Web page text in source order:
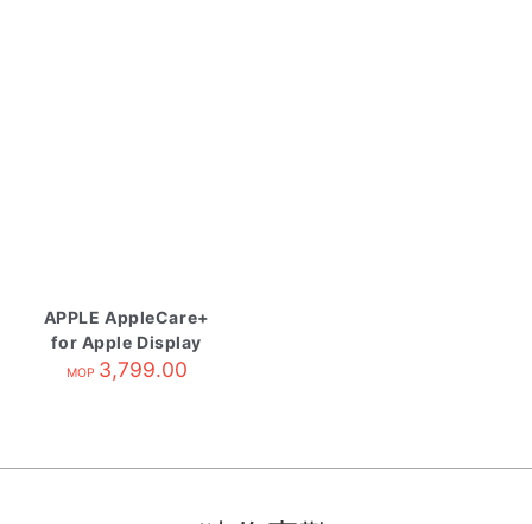
APPLE AppleCare+
for Apple Display
MOP 3,799.00